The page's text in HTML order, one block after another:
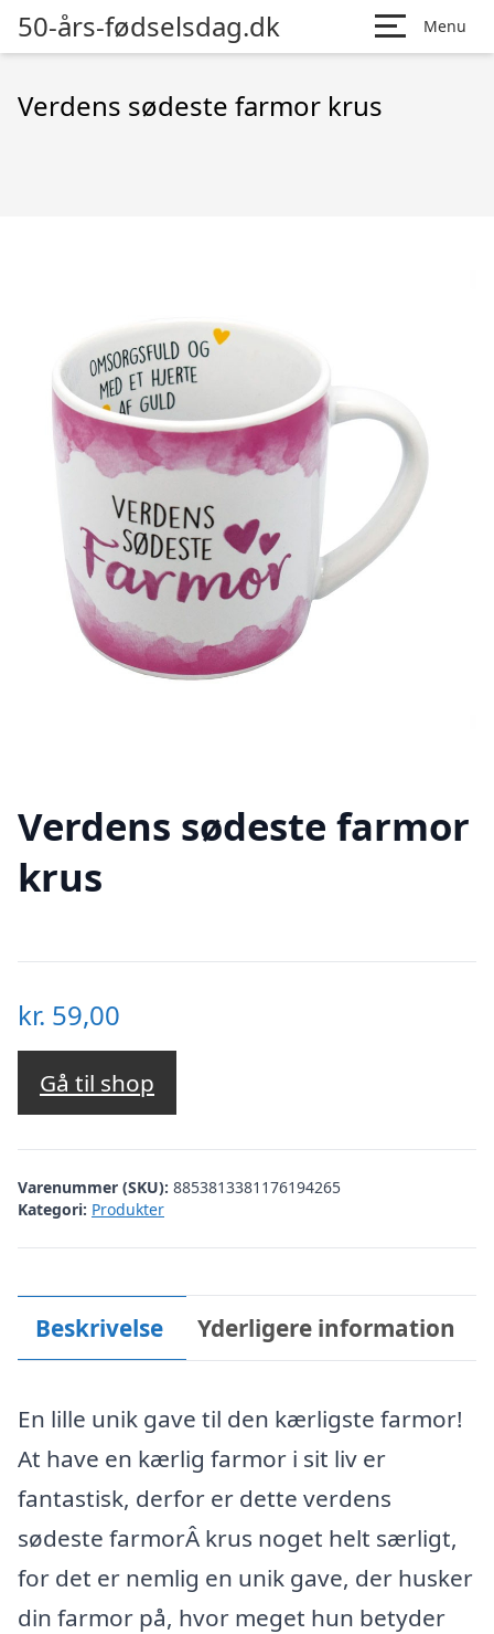
50-års-fødselsdag.dk Menu
Verdens sødeste farmor krus
Verdens sødeste farmor
krus
kr. 59,00
Gå til shop
Varenummer (SKU): 8853813381176194265
Kategori: Produkter
Beskrivelse Yderligere information
En lille unik gave til den kærligste farmor!
At have en kærlig farmor i sit liv er
fantastisk, derfor er dette verdens
sødeste farmorÂ krus noget helt særligt,
for det er nemlig en unik gave, der husker
din farmor på, hvor meget hun betyder